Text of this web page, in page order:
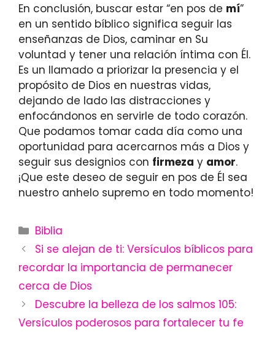
En conclusión, buscar estar “en pos de mí”
en un sentido bíblico significa seguir las
enseñanzas de Dios, caminar en Su
voluntad y tener una relación íntima con Él.
Es un llamado a priorizar la presencia y el
propósito de Dios en nuestras vidas,
dejando de lado las distracciones y
enfocándonos en servirle de todo corazón.
Que podamos tomar cada día como una
oportunidad para acercarnos más a Dios y
seguir sus designios con firmeza y amor.
¡Que este deseo de seguir en pos de Él sea
nuestro anhelo supremo en todo momento!
Categories
Biblia
Si se alejan de ti: Versículos bíblicos para
recordar la importancia de permanecer
cerca de Dios
Descubre la belleza de los salmos 105:
Versículos poderosos para fortalecer tu fe